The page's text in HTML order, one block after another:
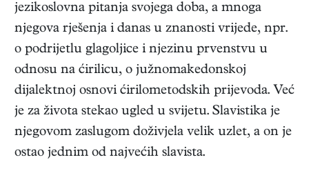
jezikoslovna pitanja svojega doba, a mnoga
njegova rješenja i danas u znanosti vrijede, npr.
o podrijetlu glagoljice i njezinu prvenstvu u
odnosu na ćirilicu, o južnomakedonskoj
dijalektnoj osnovi ćirilometodskih prijevoda. Već
je za života stekao ugled u svijetu. Slavistika je
njegovom zaslugom doživjela velik uzlet, a on je
ostao jednim od najvećih slavista.